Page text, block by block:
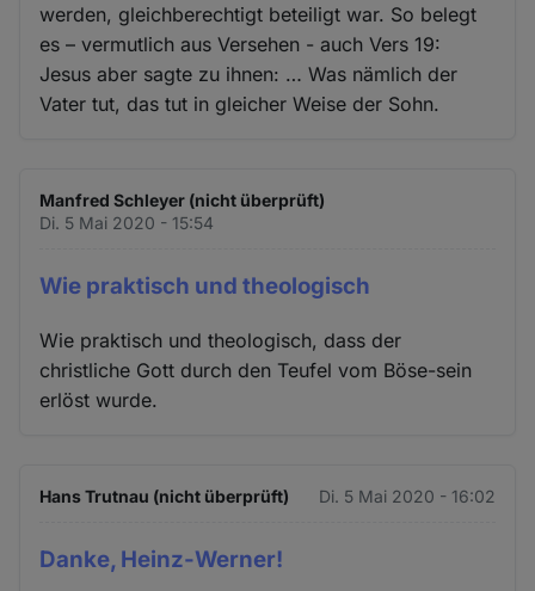
werden, gleichberechtigt beteiligt war. So belegt
es – vermutlich aus Versehen - auch Vers 19:
Jesus aber sagte zu ihnen: … Was nämlich der
Vater tut, das tut in gleicher Weise der Sohn.
Manfred Schleyer (nicht überprüft)
Di. 5 Mai 2020 - 15:54
Wie praktisch und theologisch
Wie praktisch und theologisch, dass der
christliche Gott durch den Teufel vom Böse-sein
erlöst wurde.
Hans Trutnau (nicht überprüft) Di. 5 Mai 2020 - 16:02
Danke, Heinz-Werner!